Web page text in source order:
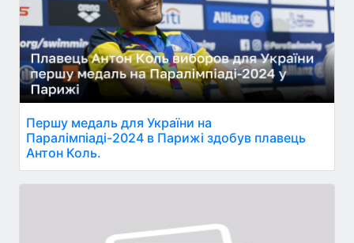
Першу медаль для України на
Паралімпіаді-2024 в Парижі здобув плавець
Антон Коль.